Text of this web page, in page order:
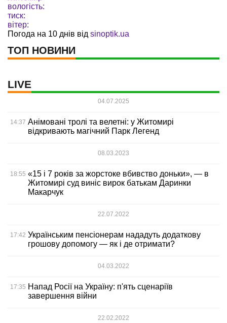
вологість:
тиск:
вітер:
Погода на 10 днів від sinoptik.ua
ТОП НОВИНИ
LIVE
04.07.2025
14:37 Анімовані тролі та велетні: у Житомирі
відкривають магічний Парк Легенд
08.03.2023
18:55 «15 і 7 років за жорстоке вбивство доньки», — в
Житомирі суд виніс вирок батькам Даринки
Макарчук
22.07.2022
17:42 Українським пенсіонерам нададуть додаткову
грошову допомогу — як і де отримати?
04.03.2022
17:35 Напад Росії на Україну: п'ять сценаріїв
завершення війни
22.02.2022